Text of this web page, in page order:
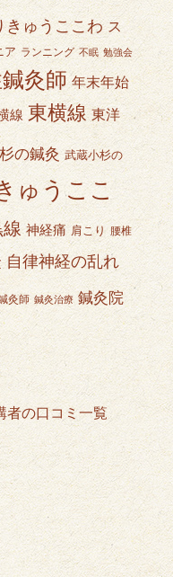
きゅうここわ ス
ア ランニング 不眠 勉強会
灸師 年末年始
線 東横線 東洋
の鍼灸 武蔵小杉の
ゅうここ
神経痛 肩こり 腰椎
自律神経の乱れ
灸師 鍼灸治療 鍼灸院
者の口コミ一覧